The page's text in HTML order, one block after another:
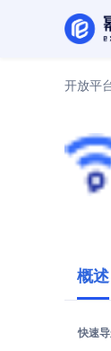
开放平
概述
快速